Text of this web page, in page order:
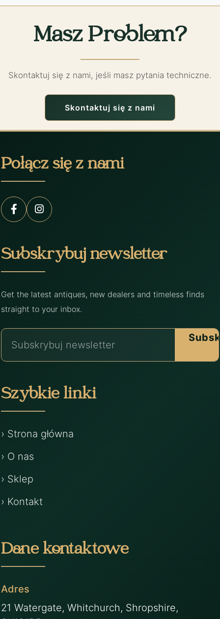
Masz Problem?
Skontaktuj się z nami, jeśli masz pytania techniczne.
Skontaktuj się z nami
Połącz się z nami
Subskrybuj newsletter
Get the latest antiques, new dealers and timeless finds
straight to your inbox.
Szybkie linki
› Strona główna
› O nas
› Sklep
› Kontakt
Dane kontaktowe
Adres
21 Watergate, Whitchurch, Shropshire,